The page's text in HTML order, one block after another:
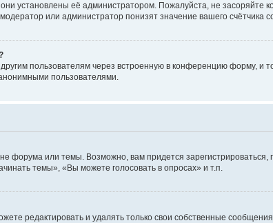
установлены её администратором. Пожалуйста, не
или администратор понизят значение вашего счётчика
пользователям через встроенную в конференцию форму, и
пользователями.
форума или темы. Возможно, вам придется
темы», «Вы можете голосовать в опросах» и т.п.
редактировать и удалять только свои собственные